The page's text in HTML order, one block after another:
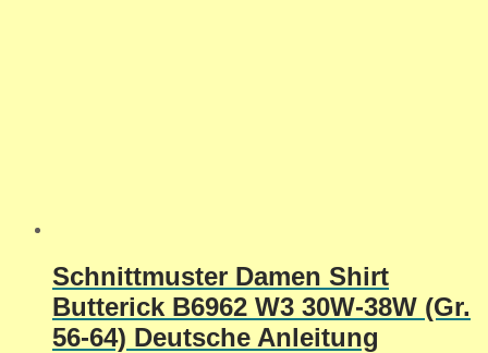
Schnittmuster Damen Shirt
Butterick B6962 W3 30W-38W (Gr.
56-64) Deutsche Anleitung